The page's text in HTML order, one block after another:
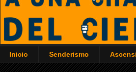
Inicio Senderismo